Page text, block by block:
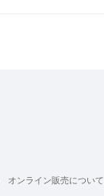
オンライン販売について